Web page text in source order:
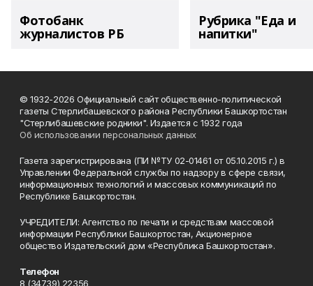
Фотобанк
журналистов РБ
Рубрика "Еда и
напитки"
© 1932-2026 Официальный сайт общественно-политической
газеты Стерлибашевского района Республики Башкортостан
"Стерлибашевские родники". Издается с 1932 года
Об использовании персональных данных
Газета зарегистрирована (ПИ №ТУ 02-01461 от 05.10.2015 г.) в
Управлении Федеральной службы по надзору в сфере связи,
информационных технологий и массовых коммуникаций по
Республике Башкортостан.
УЧРЕДИТЕЛИ: Агентство по печати и средствам массовой
информации Республики Башкортостан, Акционерное
общество Издательский дом «Республика Башкортостан».
Телефон
8 (34739) 22356